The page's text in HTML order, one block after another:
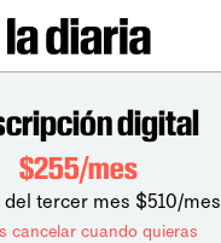
digital
$255/mes
tercer mes $510/mes
cancelar cuando quieras